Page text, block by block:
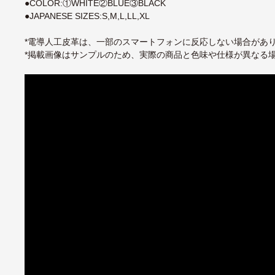
●COLOR:①WHITE②BLUE③BLACK
●JAPANESE SIZES:S,M,L,LL,XL
*電導人工皮革は、一部のスマートフォンに反応しない場合があり
*掲載画像はサンプルのため、実際の商品と色味や仕様が異なる